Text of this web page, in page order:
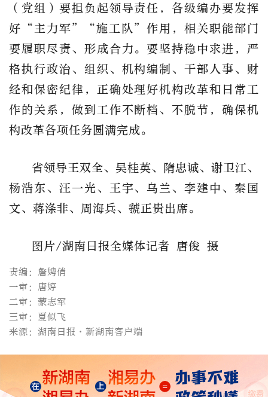
（党组）要担负起领导责任，各级编办要发挥
好“主力军”“施工队”作用，相关职能部门
要履职尽责、形成合力。要坚持稳中求进，严
格执行政治、组织、机构编制、干部人事、财
经和保密纪律，正确处理好机构改革和日常工
作的关系，做到工作不断档、不脱节，确保机
构改革各项任务圆满完成。
省领导王双全、吴桂英、隋忠诚、谢卫江、
杨浩东、汪一光、王宇、乌兰、李建中、秦国
文、蒋涤非、周海兵、虢正贵出席。
图片/湖南日报全媒体记者 唐俊 摄
责编：詹娉俏
一审：唐婷
二审：蒙志军
三审：夏似飞
来源：湖南日报·新湖南客户端